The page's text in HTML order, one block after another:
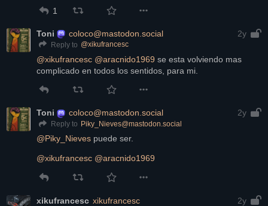
1
Toni coloco@mastodon.social 2y
Reply to @xikufrancesc
@xikufrancesc @aracnido1969 se esta volviendo mas
complicado en todos los sentidos, para mi.
Toni coloco@mastodon.social 2y
Reply to Piky_Nieves@mastodon.social
@Piky_Nieves puede ser.
@xikufrancesc @aracnido1969
xikufrancesc xikufrancesc 2y